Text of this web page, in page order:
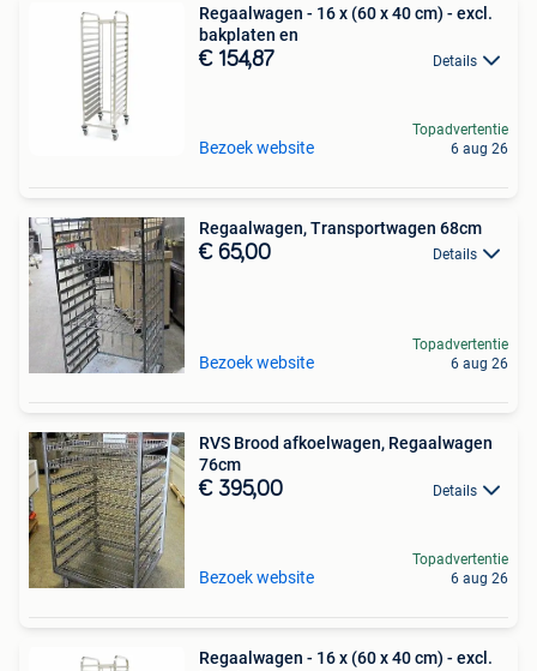
Regaalwagen - 16 x (60 x 40 cm) - excl.
bakplaten en
€ 154,87 Details
Bezoek website
Topadvertentie
6 aug 26
Regaalwagen, Transportwagen 68cm
€ 65,00 Details
Bezoek website
Topadvertentie
6 aug 26
RVS Brood afkoelwagen, Regaalwagen
76cm
€ 395,00 Details
Bezoek website
Topadvertentie
6 aug 26
Regaalwagen - 16 x (60 x 40 cm) - excl.